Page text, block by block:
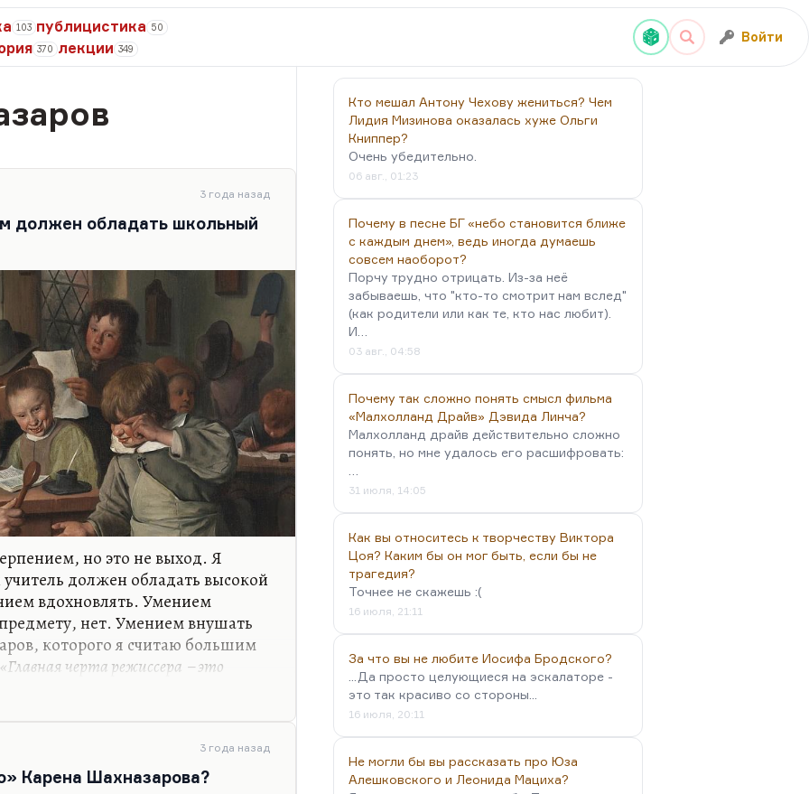
103 публицистика 50
370 лекции 349
Войти
3 года назад
должен обладать школьный
но это не выход. Я
должен обладать высокой
вдохновлять. Умением
нет. Умением внушать
которого я считаю большим
«Главная черта режиссера – это
заставить работать на себя»
Это и главная задача власти –
3 года назад
Карена Шахназарова?
Кто мешал Антону Чехову жениться? Чем
Лидия Мизинова оказалась хуже Ольги
Книппер?
Очень убедительно.
06 авг., 01:23
Почему в песне БГ «небо становится ближе
с каждым днем», ведь иногда думаешь
совсем наоборот?
Порчу трудно отрицать. Из-за неё
забываешь, что "кто-то смотрит нам вслед"
(как родители или как те, кто нас любит).
И…
03 авг., 04:58
Почему так сложно понять смысл фильма
«Малхолланд Драйв» Дэвида Линча?
Малхолланд драйв действительно сложно
понять, но мне удалось его расшифровать:
31 июля, 14:05
Как вы относитесь к творчеству Виктора
Цоя? Каким бы он мог быть, если бы не
трагедия?
Точнее не скажешь :(
16 июля, 21:11
За что вы не любите Иосифа Бродского?
...Да просто целующиеся на эскалаторе -
это так красиво со стороны...
16 июля, 20:11
Не могли бы вы рассказать про Юза
Алешковского и Леонида Мациха?